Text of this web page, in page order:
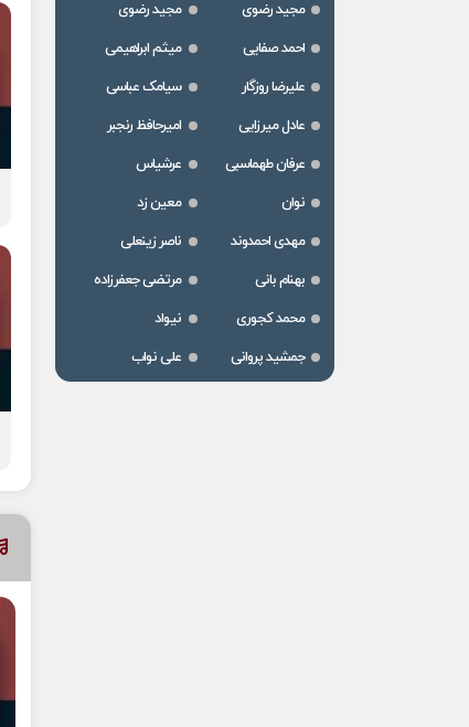
مجید رضوی
مجید رضوی
احمد صفایی
میثم ابراهیمی
علیرضا روزگار
سیامک عباسی
عادل میرزایی
امیرحافظ رنجبر
عرفان طهماسبی
عرشیاس
نوان
معین زد
مهدی احمدوند
ناصر زینعلی
بهنام بانی
مرتضی جعفرزاده
محمد کجوری
نیواد
جمشید پروانی
علی نواب